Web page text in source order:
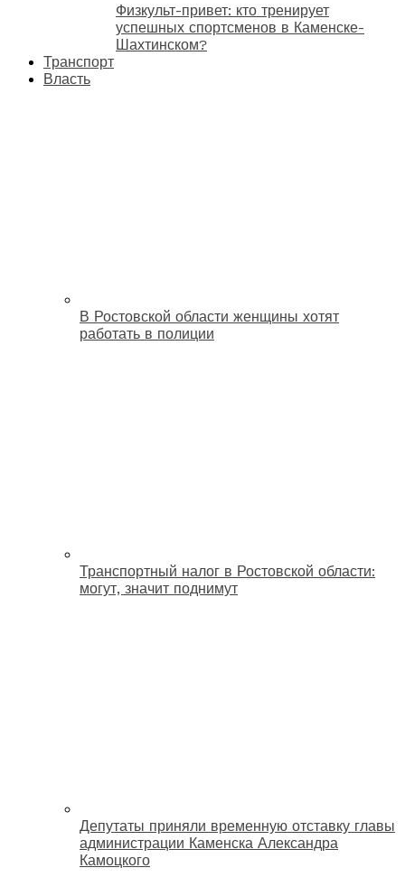
Физкульт-привет: кто тренирует
успешных спортсменов в Каменске-
Шахтинском?
Транспорт
Власть
В Ростовской области женщины хотят
работать в полиции
Транспортный налог в Ростовской области:
могут, значит поднимут
Депутаты приняли временную отставку главы
администрации Каменска Александра
Камоцкого